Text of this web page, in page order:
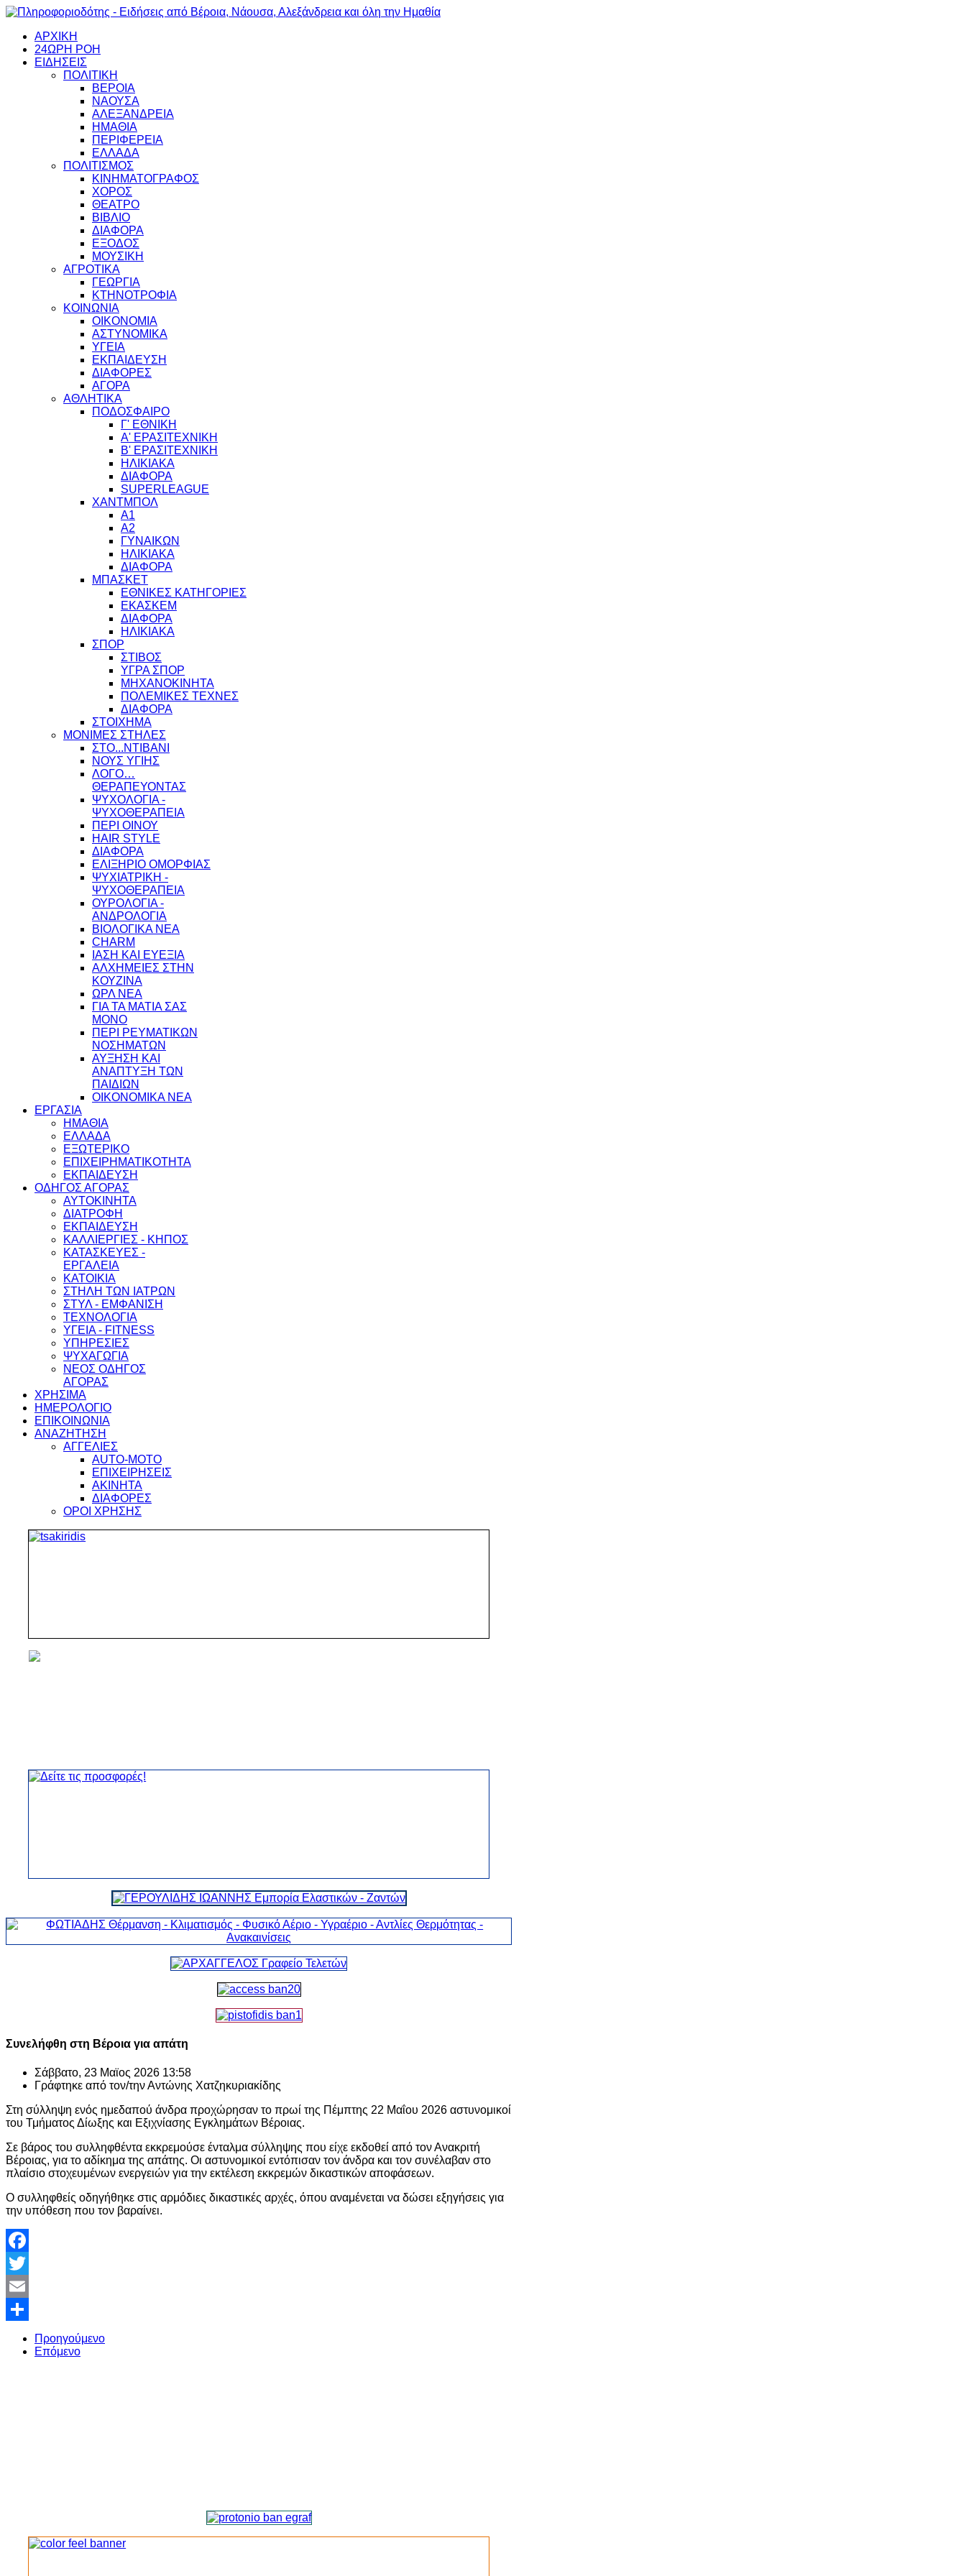
ΑΡΧΙΚΗ
24ΩΡΗ ΡΟΗ
ΕΙΔΗΣΕΙΣ
ΠΟΛΙΤΙΚΗ
ΒΕΡΟΙΑ
ΝΑΟΥΣΑ
ΑΛΕΞΑΝΔΡΕΙΑ
ΗΜΑΘΙΑ
ΠΕΡΙΦΕΡΕΙΑ
ΕΛΛΑΔΑ
ΠΟΛΙΤΙΣΜΟΣ
ΚΙΝΗΜΑΤΟΓΡΑΦΟΣ
ΧΟΡΟΣ
ΘΕΑΤΡΟ
ΒΙΒΛΙΟ
ΔΙΑΦΟΡΑ
ΕΞΟΔΟΣ
ΜΟΥΣΙΚΗ
ΑΓΡΟΤΙΚΑ
ΓΕΩΡΓΙΑ
ΚΤΗΝΟΤΡΟΦΙΑ
ΚΟΙΝΩΝΙΑ
ΟΙΚΟΝΟΜΙΑ
ΑΣΤΥΝΟΜΙΚΑ
ΥΓΕΙΑ
ΕΚΠΑΙΔΕΥΣΗ
ΔΙΑΦΟΡΕΣ
ΑΓΟΡΑ
ΑΘΛΗΤΙΚΑ
ΠΟΔΟΣΦΑΙΡΟ
Γ' ΕΘΝΙΚΗ
Α' ΕΡΑΣΙΤΕΧΝΙΚΗ
Β' ΕΡΑΣΙΤΕΧΝΙΚΗ
ΗΛΙΚΙΑΚΑ
ΔΙΑΦΟΡΑ
SUPERLEAGUE
ΧΑΝΤΜΠΟΛ
Α1
Α2
ΓΥΝΑΙΚΩΝ
ΗΛΙΚΙΑΚΑ
ΔΙΑΦΟΡΑ
ΜΠΑΣΚΕΤ
ΕΘΝΙΚΕΣ ΚΑΤΗΓΟΡΙΕΣ
ΕΚΑΣΚΕΜ
ΔΙΑΦΟΡΑ
ΗΛΙΚΙΑΚΑ
ΣΠΟΡ
ΣΤΙΒΟΣ
ΥΓΡΑ ΣΠΟΡ
ΜΗΧΑΝΟΚΙΝΗΤΑ
ΠΟΛΕΜΙΚΕΣ ΤΕΧΝΕΣ
ΔΙΑΦΟΡΑ
ΣΤΟΙΧΗΜΑ
ΜΟΝΙΜΕΣ ΣΤΗΛΕΣ
ΣΤΟ...ΝΤΙΒΑΝΙ
ΝΟΥΣ ΥΓΙΗΣ
ΛΟΓΟ…
ΘΕΡΑΠΕΥΟΝΤΑΣ
ΨΥΧΟΛΟΓΙΑ -
ΨΥΧΟΘΕΡΑΠΕΙΑ
ΠΕΡΙ ΟΙΝΟΥ
HAIR STYLE
ΔΙΑΦΟΡΑ
ΕΛΙΞΗΡΙΟ ΟΜΟΡΦΙΑΣ
ΨΥΧΙΑΤΡΙΚΗ -
ΨΥΧΟΘΕΡΑΠΕΙΑ
ΟΥΡΟΛΟΓΙΑ -
ΑΝΔΡΟΛΟΓΙΑ
ΒΙΟΛΟΓΙΚΑ ΝΕΑ
CHARM
ΙΑΣΗ ΚΑΙ ΕΥΕΞΙΑ
ΑΛΧΗΜΕΙΕΣ ΣΤΗΝ
ΚΟΥΖΙΝΑ
ΩΡΛ ΝEA
ΓΙΑ ΤΑ ΜΑΤΙΑ ΣΑΣ
ΜΟΝΟ
ΠΕΡΙ ΡΕΥΜΑΤΙΚΩΝ
ΝΟΣΗΜΑΤΩΝ
ΑΥΞΗΣΗ ΚΑΙ
ΑΝΑΠΤΥΞΗ ΤΩΝ
ΠΑΙΔΙΩΝ
ΟΙΚΟΝΟΜΙΚΑ ΝΕΑ
ΕΡΓΑΣΙΑ
ΗΜΑΘΙΑ
ΕΛΛΑΔΑ
ΕΞΩΤΕΡΙΚΟ
ΕΠΙΧΕΙΡΗΜΑΤΙΚΟΤΗΤΑ
ΕΚΠΑΙΔΕΥΣΗ
ΟΔΗΓΟΣ ΑΓΟΡΑΣ
ΑΥΤΟΚΙΝΗΤΑ
ΔΙΑΤΡΟΦΗ
ΕΚΠΑΙΔΕΥΣΗ
ΚΑΛΛΙΕΡΓΙΕΣ - ΚΗΠΟΣ
ΚΑΤΑΣΚΕΥΕΣ -
ΕΡΓΑΛΕΙΑ
ΚΑΤΟΙΚΙΑ
ΣΤΗΛΗ ΤΩΝ ΙΑΤΡΩΝ
ΣΤΥΛ - ΕΜΦΑΝΙΣΗ
ΤΕΧΝΟΛΟΓΙΑ
ΥΓΕΙΑ - FITNESS
ΥΠΗΡΕΣΙΕΣ
ΨΥΧΑΓΩΓΙΑ
ΝΕΟΣ ΟΔΗΓΟΣ
ΑΓΟΡΑΣ
ΧΡΗΣΙΜΑ
ΗΜΕΡΟΛΟΓΙΟ
ΕΠΙΚΟΙΝΩΝΙΑ
ΑΝΑΖΗΤΗΣΗ
ΑΓΓΕΛΙΕΣ
AUTO-MOTO
ΕΠΙΧΕΙΡΗΣΕΙΣ
ΑΚΙΝΗΤΑ
ΔΙΑΦΟΡΕΣ
ΟΡΟΙ ΧΡΗΣΗΣ
Συνελήφθη στη Βέροια για απάτη
Σάββατο, 23 Μαϊος 2026 13:58
Γράφτηκε από τον/τηνΑντώνης Χατζηκυριακίδης
Στη σύλληψη ενός ημεδαπού άνδρα προχώρησαν το πρωί της Πέμπτης 22 Μαΐου 2026 αστυνομικοί
του Τμήματος Δίωξης και Εξιχνίασης Εγκλημάτων Βέροιας.
Σε βάρος του συλληφθέντα εκκρεμούσε ένταλμα σύλληψης που είχε εκδοθεί από τον Ανακριτή
Βέροιας, για το αδίκημα της απάτης. Οι αστυνομικοί εντόπισαν τον άνδρα και τον συνέλαβαν στο
πλαίσιο στοχευμένων ενεργειών για την εκτέλεση εκκρεμών δικαστικών αποφάσεων.
Ο συλληφθείς οδηγήθηκε στις αρμόδιες δικαστικές αρχές, όπου αναμένεται να δώσει εξηγήσεις για
την υπόθεση που τον βαραίνει.
Facebook
Twitter
Email
Share
Προηγούμενο
Επόμενο